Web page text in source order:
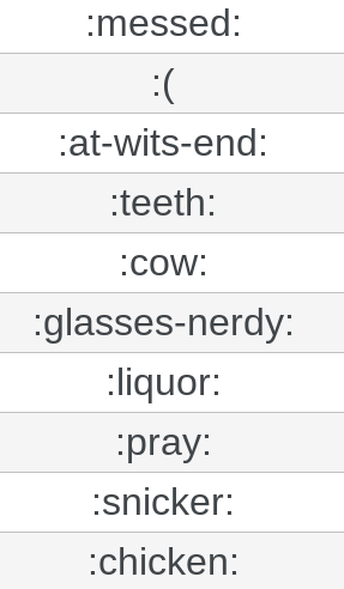
:messed:
:(
:at-wits-end:
:teeth:
:cow:
:glasses-nerdy:
:liquor:
:pray:
:snicker:
:chicken: